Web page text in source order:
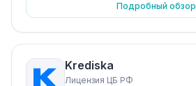
Подробный обзор
Krediska
Лицензия ЦБ РФ